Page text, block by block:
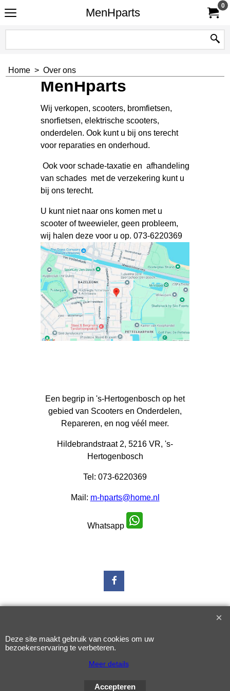
MenHparts
0
Home > Over ons
MenHparts
Wij verkopen, scooters, bromfietsen,
snorfietsen, elektrische scooters,
onderdelen. Ook kunt u bij ons terecht
voor reparaties en onderhoud.
Ook voor schade-taxatie en afhandeling
van schades met de verzekering kunt u
bij ons terecht.
U kunt niet naar ons komen met u
scooter of tweewieler, geen probleem,
wij halen deze voor u op. 073-6220369
Een begrip in 's-Hertogenbosch op het
gebied van Scooters en Onderdelen,
Repareren, en nog véél meer.
Hildebrandstraat 2, 5216 VR, 's-
Hertogenbosch
Tel: 073-6220369
Mail: m-hparts@home.nl
Whatsapp
ShopFactory webwinkel
Deze site maakt gebruik van cookies om uw
bezoekerservaring te verbeteren.
Meer details
Accepteren